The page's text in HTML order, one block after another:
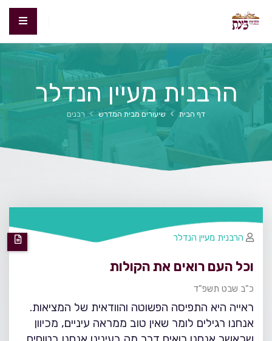
הרבנית מעיין הנדלר
דף הבית שיעורים מבית המדרש רבנים
וכל העם רואים את הקולות
כ"ב שבט תשפ"ד
ראייה היא התפיסה הפשוטה והוודאית של המציאות.
אנחנו רגילים לומר שאין טוב ממראה עיניים, מכיוון
הרבנית מעיין הנדלר